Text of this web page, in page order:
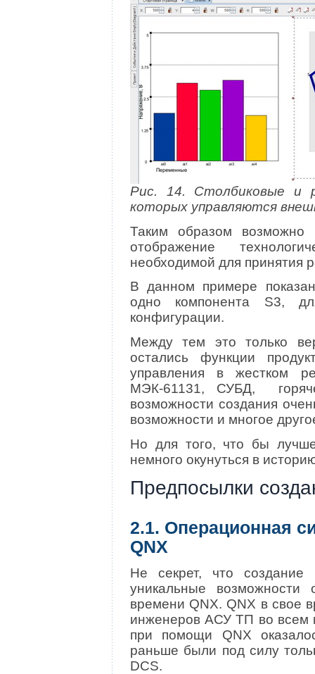
Рис. 14. Столбиковые и
которых управляются
Таким образом возможно
отображение
необходимой для принятия
В данном примере
одно компонента S3,
конфигурации.
Между тем это только
остались функции
управления в жестком
МЭК-61131, СУБД,
возможности создания
возможности и многое
Но для того, что бы лучше
немного окунуться в
Предпосылки
2.1. Операционная
QNX
Не секрет, что создание
уникальные возможности
времени QNX. QNX в свое
инженеров АСУ ТП во всем
при помощи QNX
раньше были под силу
DCS.